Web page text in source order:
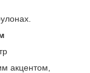
акцентом,